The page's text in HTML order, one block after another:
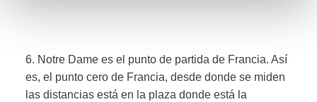
6. Notre Dame es el punto de partida de Francia. Así
es, el punto cero de Francia, desde donde se miden
las distancias está en la plaza donde está la